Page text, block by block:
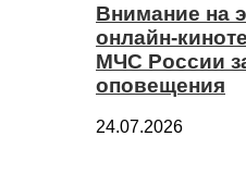
Внимание на
онлайн-
МЧС России
оповещения
24.07.2026